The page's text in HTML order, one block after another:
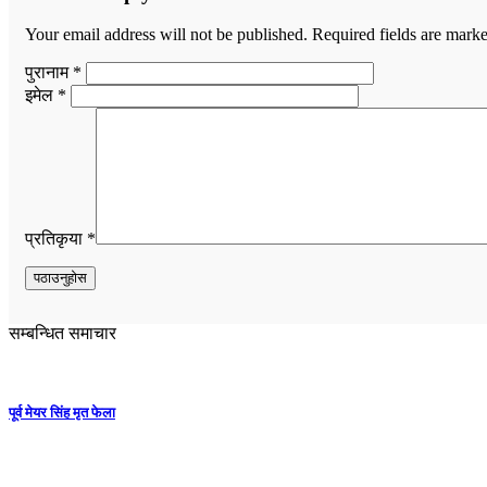
Your email address will not be published. Required fields are
पुरानाम *
इमेल *
प्रतिकृया *
सम्बन्धित समाचार
पूर्व मेयर सिंह मृत फेला